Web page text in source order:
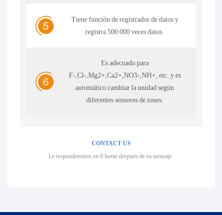
Tiene función de registrador de datos y
registra 500 000 veces datos.
Es adecuado para
F-,Cl-,Mg2+,Ca2+,NO3-,NH+, etc. y es
automático cambiar la unidad según
diferentes sensores de iones.
CONTACT US
Le responderemos en 8 horas después de su mensaje.